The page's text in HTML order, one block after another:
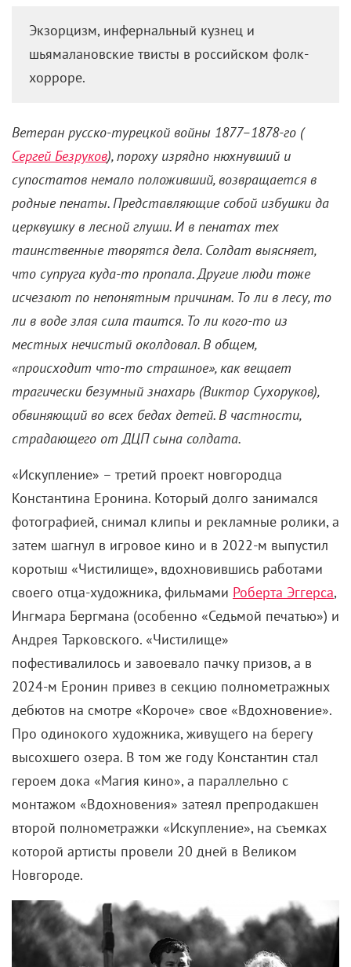
Экзорцизм, инфернальный кузнец и
шьямалановские твисты в российском фолк-
хорроре.
Ветеран русско-турецкой войны 1877–1878-го (
Сергей Безруков), пороху изрядно нюхнувший и
супостатов немало положивший, возвращается в
родные пенаты. Представляющие собой избушки да
церквушку в лесной глуши. И в пенатах тех
таинственные творятся дела. Солдат выясняет,
что супруга куда-то пропала. Другие люди тоже
исчезают по непонятным причинам. То ли в лесу, то
ли в воде злая сила таится. То ли кого-то из
местных нечистый околдовал. В общем,
«происходит что-то страшное», как вещает
трагически безумный знахарь (Виктор Сухоруков),
обвиняющий во всех бедах детей. В частности,
страдающего от ДЦП сына солдата.
«Искупление» – третий проект новгородца
Константина Еронина. Который долго занимался
фотографией, снимал клипы и рекламные ролики, а
затем шагнул в игровое кино и в 2022-м выпустил
коротыш «Чистилище», вдохновившись работами
своего отца-художника, фильмами Роберта Эггерса,
Ингмара Бергмана (особенно «Седьмой печатью») и
Андрея Тарковского. «Чистилище»
пофестивалилось и завоевало пачку призов, а в
2024-м Еронин привез в секцию полнометражных
дебютов на смотре «Короче» свое «Вдохновение».
Про одинокого художника, живущего на берегу
высохшего озера. В том же году Константин стал
героем дока «Магия кино», а параллельно с
монтажом «Вдохновения» затеял препродакшен
второй полнометражки «Искупление», на съемках
которой артисты провели 20 дней в Великом
Новгороде.